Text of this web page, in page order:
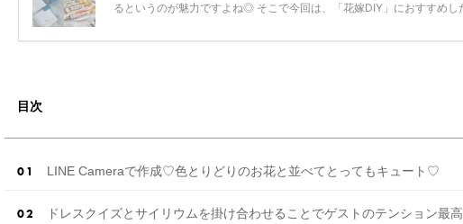
るというのが魅力ですよね◎ そこで今回は、「花嫁DIY」におすすめし
ぜひ最後までcheckして オリジナルアイテムを作ってみてくださいね◎
目次
LINE Cameraで作成♡色とりどりのお花と並べてとってもキュート♡
ドレスクイズとサイリウムを掛け合わせることでゲストのテンション最